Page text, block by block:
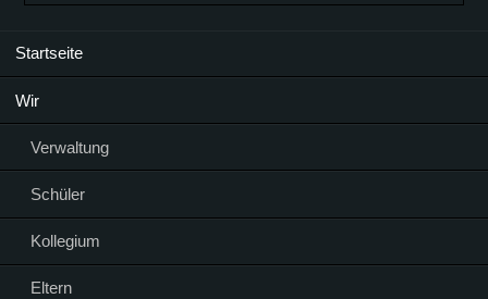
Startseite
Wir
Verwaltung
Schüler
Kollegium
Eltern